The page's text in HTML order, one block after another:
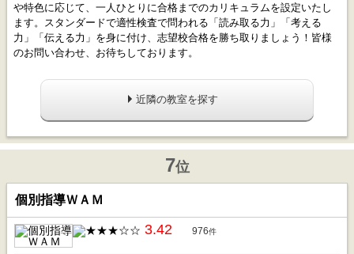
や特色に応じて、一人ひとりに合格までのカリキュラムを設定いたし
ます。スタンダードで適性検査で問われる「読み取る力」「考える
力」「伝える力」を身に付け、志望校合格を勝ち取りましょう！皆様
のお問い合わせ、お待ちしております。
近隣の教室を探す
7位
個別指導ＷＡＭ
3.42 976件